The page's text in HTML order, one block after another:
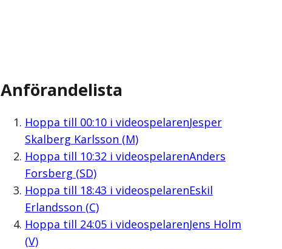
Anförandelista
Hoppa till 00:10i videospelarenJesper
Skalberg Karlsson (M)
Hoppa till 10:32 i videospelarenAnders
Forsberg (SD)
Hoppa till 18:43 i videospelarenEskil
Erlandsson (C)
Hoppa till 24:05i videospelarenJens Holm
(V)